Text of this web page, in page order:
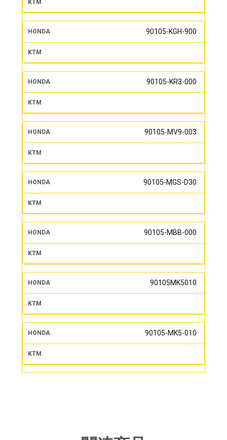
90105-KGH-900
90105-KR3-000
90105-MV9-003
90105-MGS-D30
90105-MBB-000
90105MK5010
90105-MK5-010